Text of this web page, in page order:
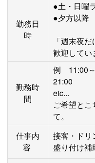
勤務日
時
●土・日
●夕方以降
「週末夜
歓迎してい
勤務時
間
例 11:00～
21:00
etc...
ご希望と
て。
仕事内
容
接客・ドリ
盛り付け補